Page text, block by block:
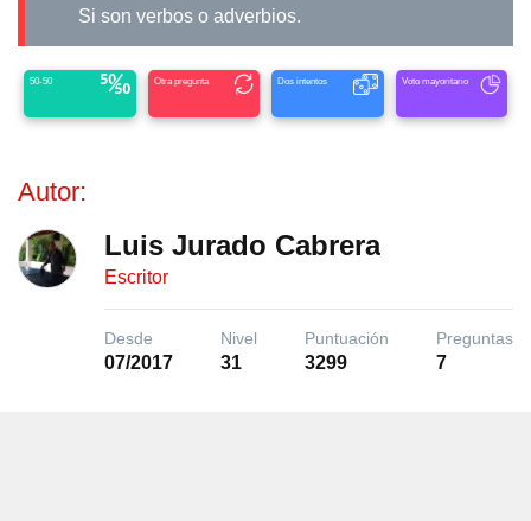
Si son verbos o adverbios.
50-50 Otra pregunta Dos intentos Voto mayoritario
Autor:
Luis Jurado Cabrera
Escritor
Desde
07/2017
Nivel
31
Puntuación
3299
Preguntas
7